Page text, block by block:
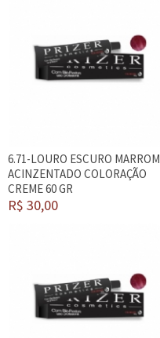
6.71-LOURO ESCURO MARROM
ACINZENTADO COLORAÇÃO
CREME 60 GR
R$ 30,00